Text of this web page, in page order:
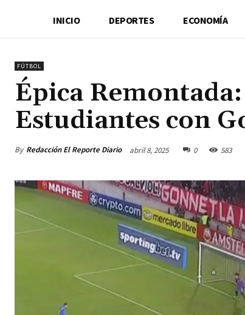
INICIO DEPORTES ECONOMÍA
FÚTBOL
Épica
Estudiantes con
By Redacción El Reporte Diario abril 8, 2025 0 583